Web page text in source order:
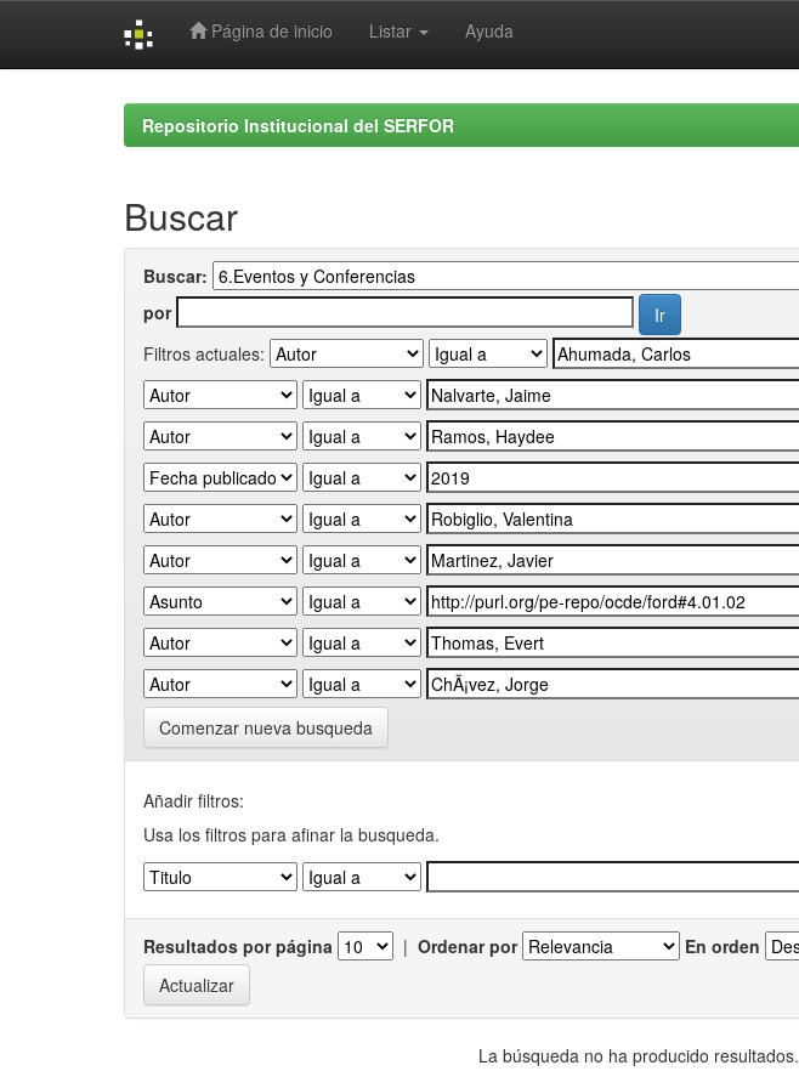
Página de inicio Listar Ayuda
Repositorio Institucional del SERFOR
Buscar
Buscar:
por
Filtros actuales:
Comenzar nueva busqueda
Añadir filtros:
Usa los filtros para afinar la busqueda.
Resultados por página | Ordenar por En orden
La búsqueda no ha producido resultados.